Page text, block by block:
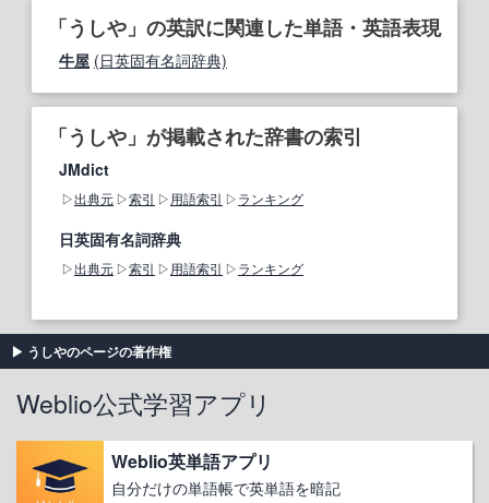
「うしや」の英訳に関連した単語・英語表現
牛屋 (日英固有名詞辞典)
「うしや」が掲載された辞書の索引
JMdict
出典元 索引 用語索引 ランキング
日英固有名詞辞典
出典元 索引 用語索引 ランキング
うしやのページの著作権
Weblio公式学習アプリ
Weblio英単語アプリ
自分だけの単語帳で英単語を暗記